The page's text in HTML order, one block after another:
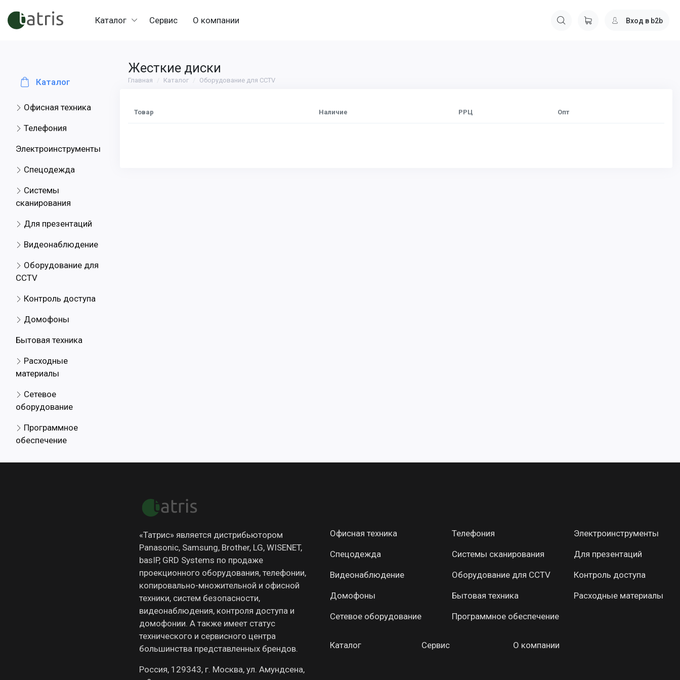
Каталог Сервис О компании Вход в b2b
Каталог
Офисная техника
Телефония
Электроинструменты
Спецодежда
Системы
сканирования
Для презентаций
Видеонаблюдение
Оборудование для
CCTV
Контроль доступа
Домофоны
Бытовая техника
Расходные
материалы
Сетевое
оборудование
Программное
обеспечение
Жесткие диски
Главная Каталог Оборудование для CCTV
Товар Наличие РРЦ Опт
«Татрис» является дистрибьютором
Panasonic, Samsung, Brother, LG, WISENET,
basIP, GRD Systems по продаже
проекционного оборудования, телефонии,
копировально-множительной и офисной
техники, систем безопасности,
видеонаблюдения, контроля доступа и
домофонии. А также имеет статус
технического и сервисного центра
большинства представленных брендов.
Россия, 129343, г. Москва, ул. Амундсена,
Офисная техника Телефония Электроинструменты
Спецодежда Системы сканирования Для презентаций
Видеонаблюдение Оборудование для CCTV Контроль доступа
Домофоны Бытовая техника Расходные материалы
Сетевое оборудование Программное обеспечение
Каталог Сервис О компании